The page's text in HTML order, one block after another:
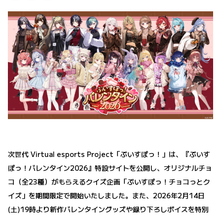
次世代 Virtual esports Project「ぶいすぽっ！」は、『ぶいす
ぽっ！バレンタイン2026』特設サイトを公開し、オリジナルチョ
コ（全23種）がもらえるクイズ企画「ぶいすぽっ！チョコっとク
イズ」を期間限定で開始いたしました。また、2026年2月14日
(土)19時より新作バレンタイングッズや録り下ろしボイスを特別